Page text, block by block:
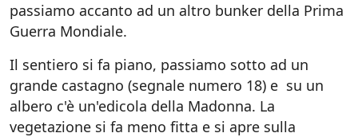
passiamo accanto ad un altro bunker della Prima
Guerra Mondiale.
Il sentiero si fa piano, passiamo sotto ad un
grande castagno (segnale numero 18) e su un
albero c'è un'edicola della Madonna. La
vegetazione si fa meno fitta e si apre sulla